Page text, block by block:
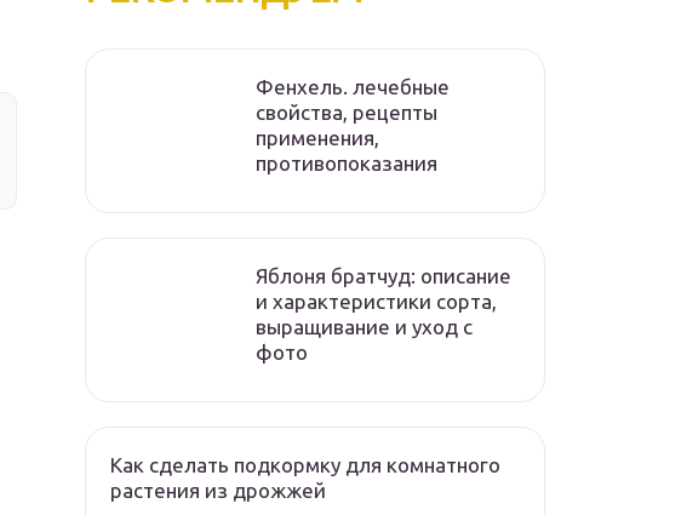
Фенхель. лечебные
свойства, рецепты
применения,
противопоказания
Яблоня братчуд: описание
и характеристики сорта,
выращивание и уход с
фото
Как сделать подкормку для комнатного
растения из дрожжей